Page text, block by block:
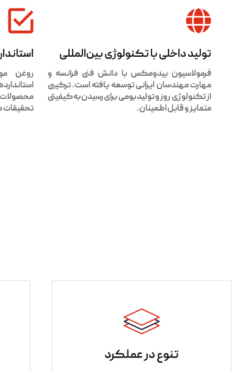
تولید داخلی با تکنولوژی بین‌المللی
فرمولاسیون بیدومکس با دانش فنی فرانسه و
مهارت مهندسان ایرانی توسعه یافته است. ترکیبی
از تکنولوژی روز و تولید بومی برای رسیدن به کیفیتی
متمایز و قابل اطمینان.
روغن
محصولات
تحقیقات
تنوع در عملکرد